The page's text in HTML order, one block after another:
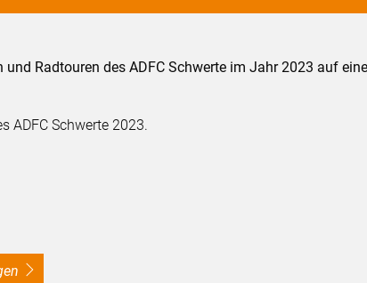
und Radtouren des ADFC Schwerte im Jahr 2023 auf
ADFC Schwerte 2023.